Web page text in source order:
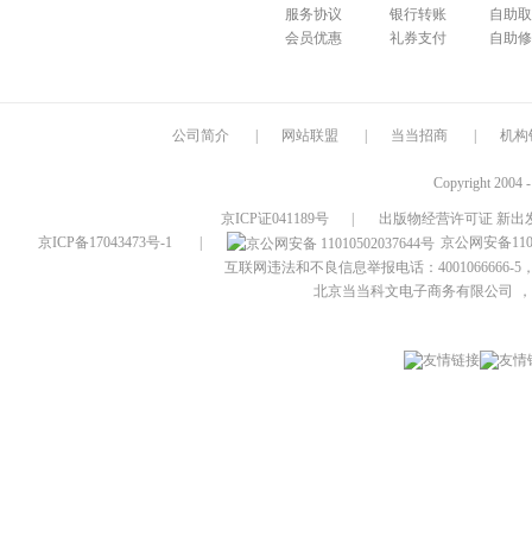
服务协议
会员优惠
银行转账
礼券支付
自助
自助
公司简介 网站联盟 当当招商 机构
Copyright 2004
京ICP证041189号
出版物经营许可证 新出
京ICP备17043473号-1
京公网安备
互联网违法和不良信息举报电话：4001066666-5
北京当当科文电子商务有限公司